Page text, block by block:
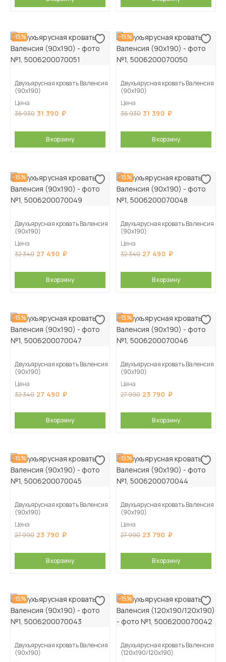
-15%
Двухъярусная кровать Валенсия
(90х190)
Цена
36 930 31 390
В корзину
-15%
Двухъярусная кровать Валенсия
(90х190)
Цена
36 930 31 390
В корзину
-15%
Двухъярусная кровать Валенсия
(90х190)
Цена
32 340 27 490
В корзину
-15%
Двухъярусная кровать Валенсия
(90х190)
Цена
32 340 27 490
В корзину
-15%
Двухъярусная кровать Валенсия
(90х190)
Цена
32 340 27 490
В корзину
-15%
Двухъярусная кровать Валенсия
(90х190)
Цена
27 990 23 790
В корзину
-15%
Двухъярусная кровать Валенсия
(90х190)
Цена
27 990 23 790
В корзину
-15%
Двухъярусная кровать Валенсия
(90х190)
Цена
27 990 23 790
В корзину
-15%
Двухъярусная кровать Валенсия
(90х190)
-15%
Двухъярусная кровать Валенсия
(120х190/120х190)